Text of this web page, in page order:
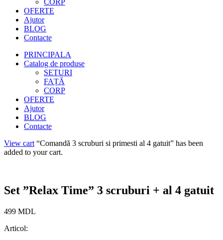
CORP
OFERTE
Ajutor
BLOG
Contacte
PRINCIPALA
Catalog de produse
SETURI
FAȚĂ
CORP
OFERTE
Ajutor
BLOG
Contacte
View cart “Comandă 3 scruburi si primesti al 4 gatuit” has been
added to your cart.
Set ”Relax Time” 3 scruburi + al 4 gatuit
499 MDL
Articol: